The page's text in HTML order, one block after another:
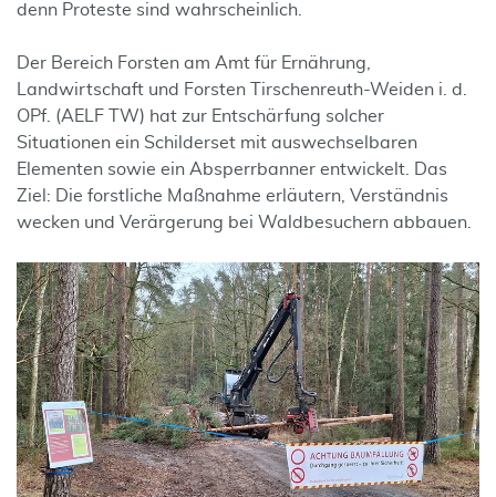
denn Proteste sind wahrscheinlich.
Der Bereich Forsten am Amt für Ernährung,
Landwirtschaft und Forsten Tirschenreuth-Weiden i. d.
OPf. (AELF TW) hat zur Entschärfung solcher
Situationen ein Schilderset mit auswechselbaren
Elementen sowie ein Absperrbanner entwickelt. Das
Ziel: Die forstliche Maßnahme erläutern, Verständnis
wecken und Verärgerung bei Waldbesuchern abbauen.